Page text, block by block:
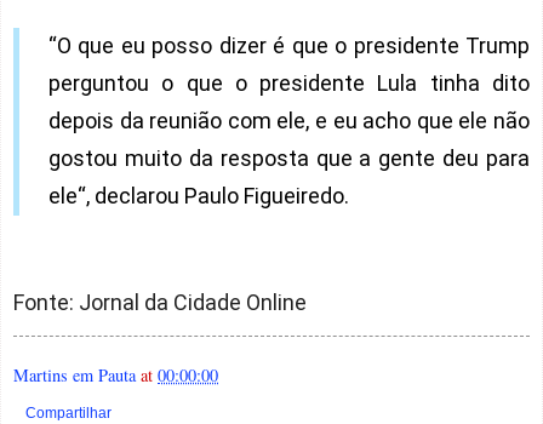
“O que eu posso dizer é que o presidente Trump
perguntou o que o presidente Lula tinha dito
depois da reunião com ele, e eu acho que ele não
gostou muito da resposta que a gente deu para
ele“, declarou Paulo Figueiredo.
Fonte: Jornal da Cidade Online
Martins em Pauta at 00:00:00
Compartilhar